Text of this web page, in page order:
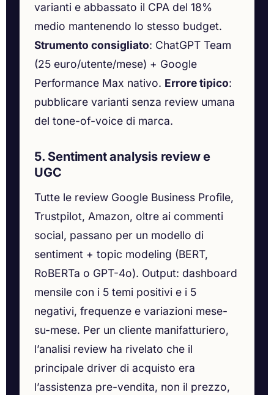
varianti e abbassato il CPA del 18%
medio mantenendo lo stesso budget.
Strumento consigliato: ChatGPT Team
(25 euro/utente/mese) + Google
Performance Max nativo. Errore tipico:
pubblicare varianti senza review umana
del tone-of-voice di marca.
5. Sentiment analysis review e
UGC
Tutte le review Google Business Profile,
Trustpilot, Amazon, oltre ai commenti
social, passano per un modello di
sentiment + topic modeling (BERT,
RoBERTa o GPT-4o). Output: dashboard
mensile con i 5 temi positivi e i 5
negativi, frequenze e variazioni mese-
su-mese. Per un cliente manifatturiero,
l’analisi review ha rivelato che il
principale driver di acquisto era
l’assistenza pre-vendita, non il prezzo,